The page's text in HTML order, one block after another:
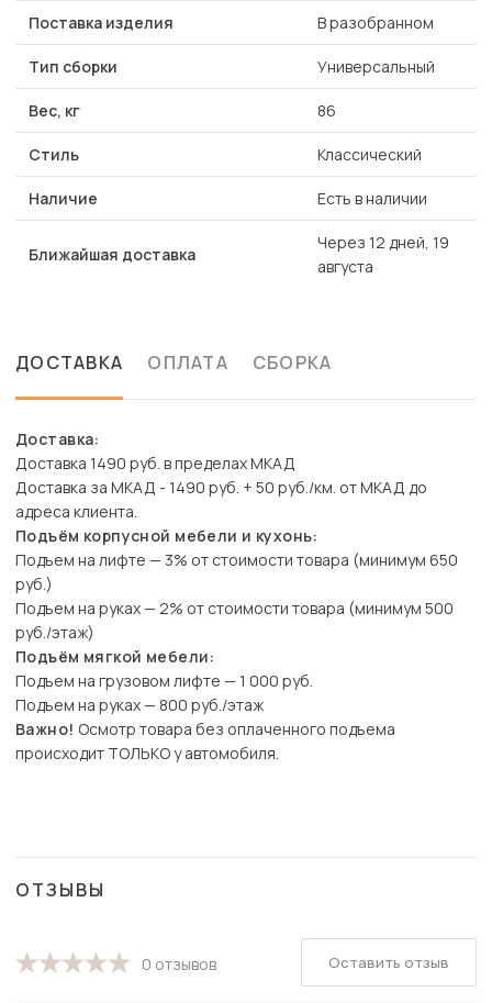
Поставка изделия В разобранном
Тип сборки Универсальный
Вес, кг 86
Стиль Классический
Наличие Есть в наличии
Ближайшая доставка
Через 12 дней, 19
августа
ДОСТАВКА ОПЛАТА СБОРКА
Доставка:
Доставка 1490 руб. в пределах МКАД
Доставка за МКАД - 1490 руб. + 50 руб./км. от МКАД до
адреса клиента.
Подъём корпусной мебели и кухонь:
Подъем на лифте — 3% от стоимости товара (минимум 650
руб.)
Подъем на руках — 2% от стоимости товара (минимум 500
руб./этаж)
Подъём мягкой мебели:
Подъем на грузовом лифте — 1 000 руб.
Подъем на руках — 800 руб./этаж
Важно! Осмотр товара без оплаченного подъема
происходит ТОЛЬКО у автомобиля.
ОТЗЫВЫ
0 отзывов Оставить отзыв